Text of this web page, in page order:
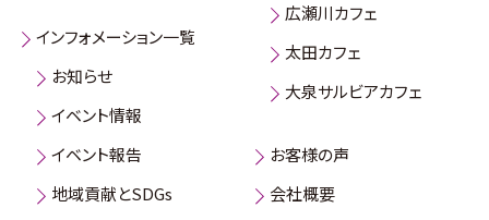
インフォメーション一覧
お知らせ
イベント情報
イベント報告
地域貢献とSDGs
広瀬川カフェ
太田カフェ
大泉サルビアカフェ
お客様の声
会社概要